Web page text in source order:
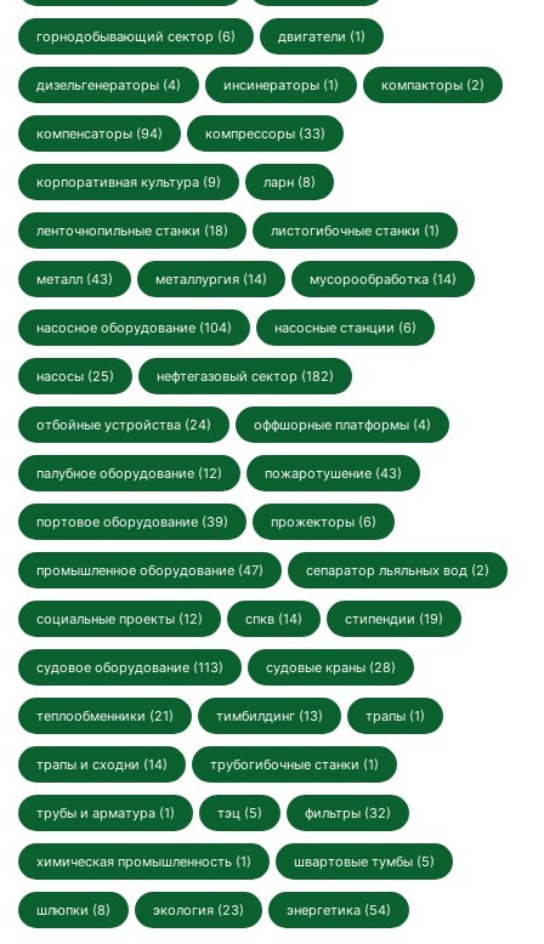
горнодобывающий сектор (6) двигатели (1)
дизельгенераторы (4) инсинераторы (1) компакторы (2)
компенсаторы (94) компрессоры (33)
корпоративная культура (9) ларн (8)
ленточнопильные станки (18) листогибочные станки (1)
металл (43) металлургия (14) мусорообработка (14)
насосное оборудование (104) насосные станции (6)
насосы (25) нефтегазовый сектор (182)
отбойные устройства (24) оффшорные платформы (4)
палубное оборудование (12) пожаротушение (43)
портовое оборудование (39) прожекторы (6)
промышленное оборудование (47) сепаратор льяльных вод (2)
социальные проекты (12) спкв (14) стипендии (19)
судовое оборудование (113) судовые краны (28)
теплообменники (21) тимбилдинг (13) трапы (1)
трапы и сходни (14) трубогибочные станки (1)
трубы и арматура (1) тэц (5) фильтры (32)
химическая промышленность (1) швартовые тумбы (5)
шлюпки (8) экология (23) энергетика (54)